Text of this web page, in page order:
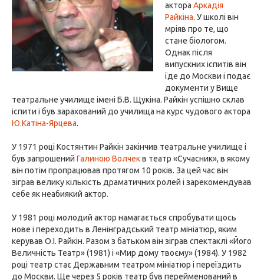
актора Аркадія
Райкіна. У школі він
мріяв про те, що
стане біологом.
Однак після
випускних іспитів він
їде до Москви і подає
документи у Вище
театральне училище імені Б.В. Щукіна. Райкін успішно склав
іспити і був зарахований до училища на курс чудового актора
Ю.Катіна-Ярцева.
У 1971 році Костянтин Райкін закінчив театральне училище і
був запрошений Галиною Волчекв театр «Сучасник», в якому
він потім пропрацював протягом 10 років. За цей час він
зіграв велику кількість драматичних ролей і зарекомендував
себе як неабиякий актор.
У 1981 році молодий актор намагається спробувати щось
нове і переходить в Ленінградський театр мініатюр, яким
керував О.І. Райкін. Разом з батьком він зіграв спектаклі «Його
Величність Театр» (1981) і «Мир дому твоєму» (1984). У 1982
році театр стає Державним театром мініатюр і переїздить
до Москви. Ще через 5 років театр був перейменований в